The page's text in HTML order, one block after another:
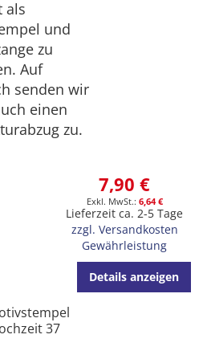
als
und
zu
Auf
senden wir
einen
zu.
7,90 €
6,64 €
Lieferzeit ca. 2-5 Tage
zzgl. Versandkosten
Gewährleistung
Details anzeigen
37